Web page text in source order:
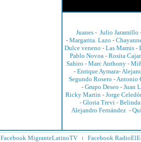
Juanes - Julio Jaramillo
- Margarita. Lazo -
Dulce veneno - Las Mamis-
Pablo Novoa - Rosita
Sahiro - Marc Anthony -
- Enrique Aymara-
Segundo Rosero -Antonio
- Grupo Deseo - Juan
Ricky Martin - Jorge
- Gloria Trevi- Belinda
Alejandro Fernández -
Facebook MigranteLatinoTV l Facebook